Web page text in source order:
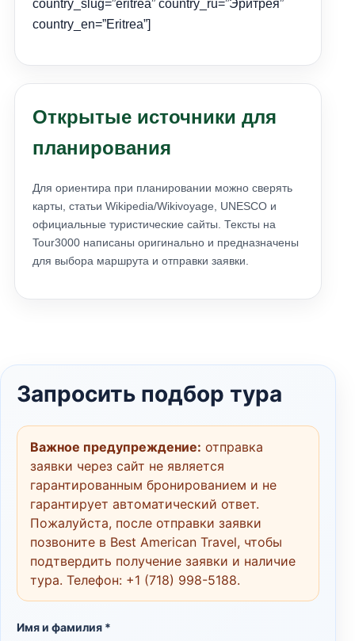
country_slug=”eritrea” country_ru=”Эритрея”
country_en=”Eritrea”]
Открытые источники для
планирования
Для ориентира при планировании можно сверять
карты, статьи Wikipedia/Wikivoyage, UNESCO и
официальные туристические сайты. Тексты на
Tour3000 написаны оригинально и предназначены
для выбора маршрута и отправки заявки.
Запросить подбор тура
Важное предупреждение: отправка
заявки через сайт не является
гарантированным бронированием и не
гарантирует автоматический ответ.
Пожалуйста, после отправки заявки
позвоните в Best American Travel, чтобы
подтвердить получение заявки и наличие
тура. Телефон: +1 (718) 998-5188.
Имя и фамилия *